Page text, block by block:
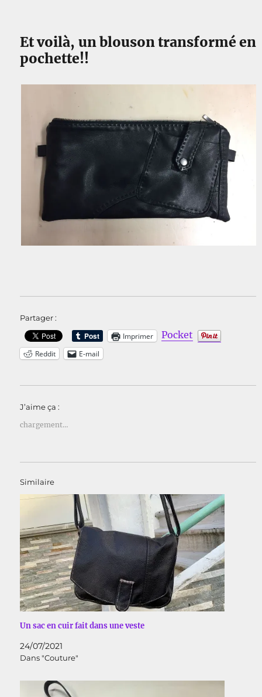
Et voilà, un blouson transformé en
pochette!!
Partager :
Imprimer Pocket
Reddit E-mail
J’aime ça :
chargement…
Similaire
Un sac en cuir fait dans une veste
24/07/2021
Dans "Couture"